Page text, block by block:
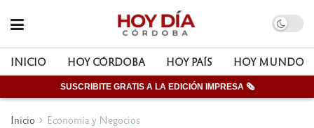
INICIO HOY CÓRDOBA HOY PAÍS HOY MUNDO
SUSCRIBITE GRATIS A LA EDICIÓN IMPRESA 🗞
Inicio Economía y Negocios